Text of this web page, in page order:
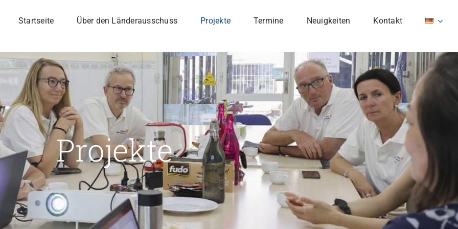
Startseite Über den Länderausschuss Projekte Termine Neuigkeiten Kontakt
Projekte